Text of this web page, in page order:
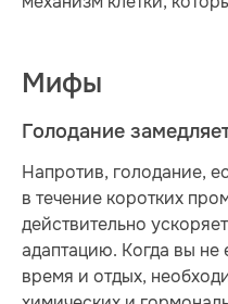
Мифы
Голодание
Напротив, голодание,
в течение коротких
действительно
адаптацию. Когда вы не
время и отдых,